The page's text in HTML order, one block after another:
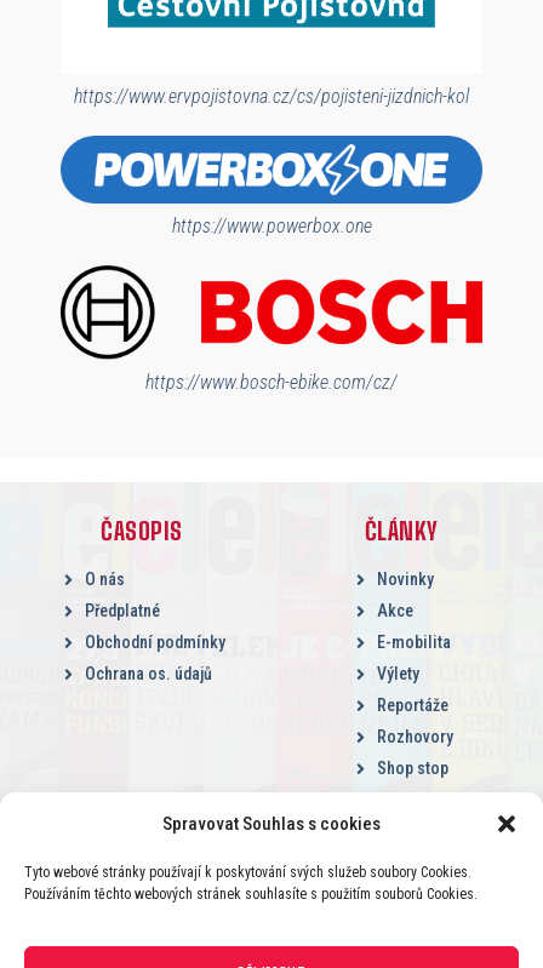
Spravovat Souhlas s cookies
Tyto webové stránky používají k poskytování svých služeb soubory Cookies.
Používáním těchto webových stránek souhlasíte s použitím souborů Cookies.
https://www.ervpojistovna.cz/cs/pojisteni-jizdnich-kol
https://www.powerbox.one
https://www.bosch-ebike.com/cz/
ČLÁNKY
Novinky
Akce
E-mobilita
Výlety
Reportáže
Rozhovory
Shop stop
ČASOPIS
O nás
Předplatné
Obchodní podmínky
Ochrana os. údajů